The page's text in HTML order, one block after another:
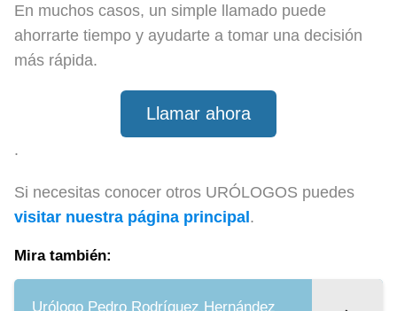
En muchos casos, un simple llamado puede
ahorrarte tiempo y ayudarte a tomar una decisión
más rápida.
Llamar ahora
.
Si necesitas conocer otros URÓLOGOS puedes
visitar nuestra página principal .
Mira también:
Urólogo Pedro Rodríguez Hernández